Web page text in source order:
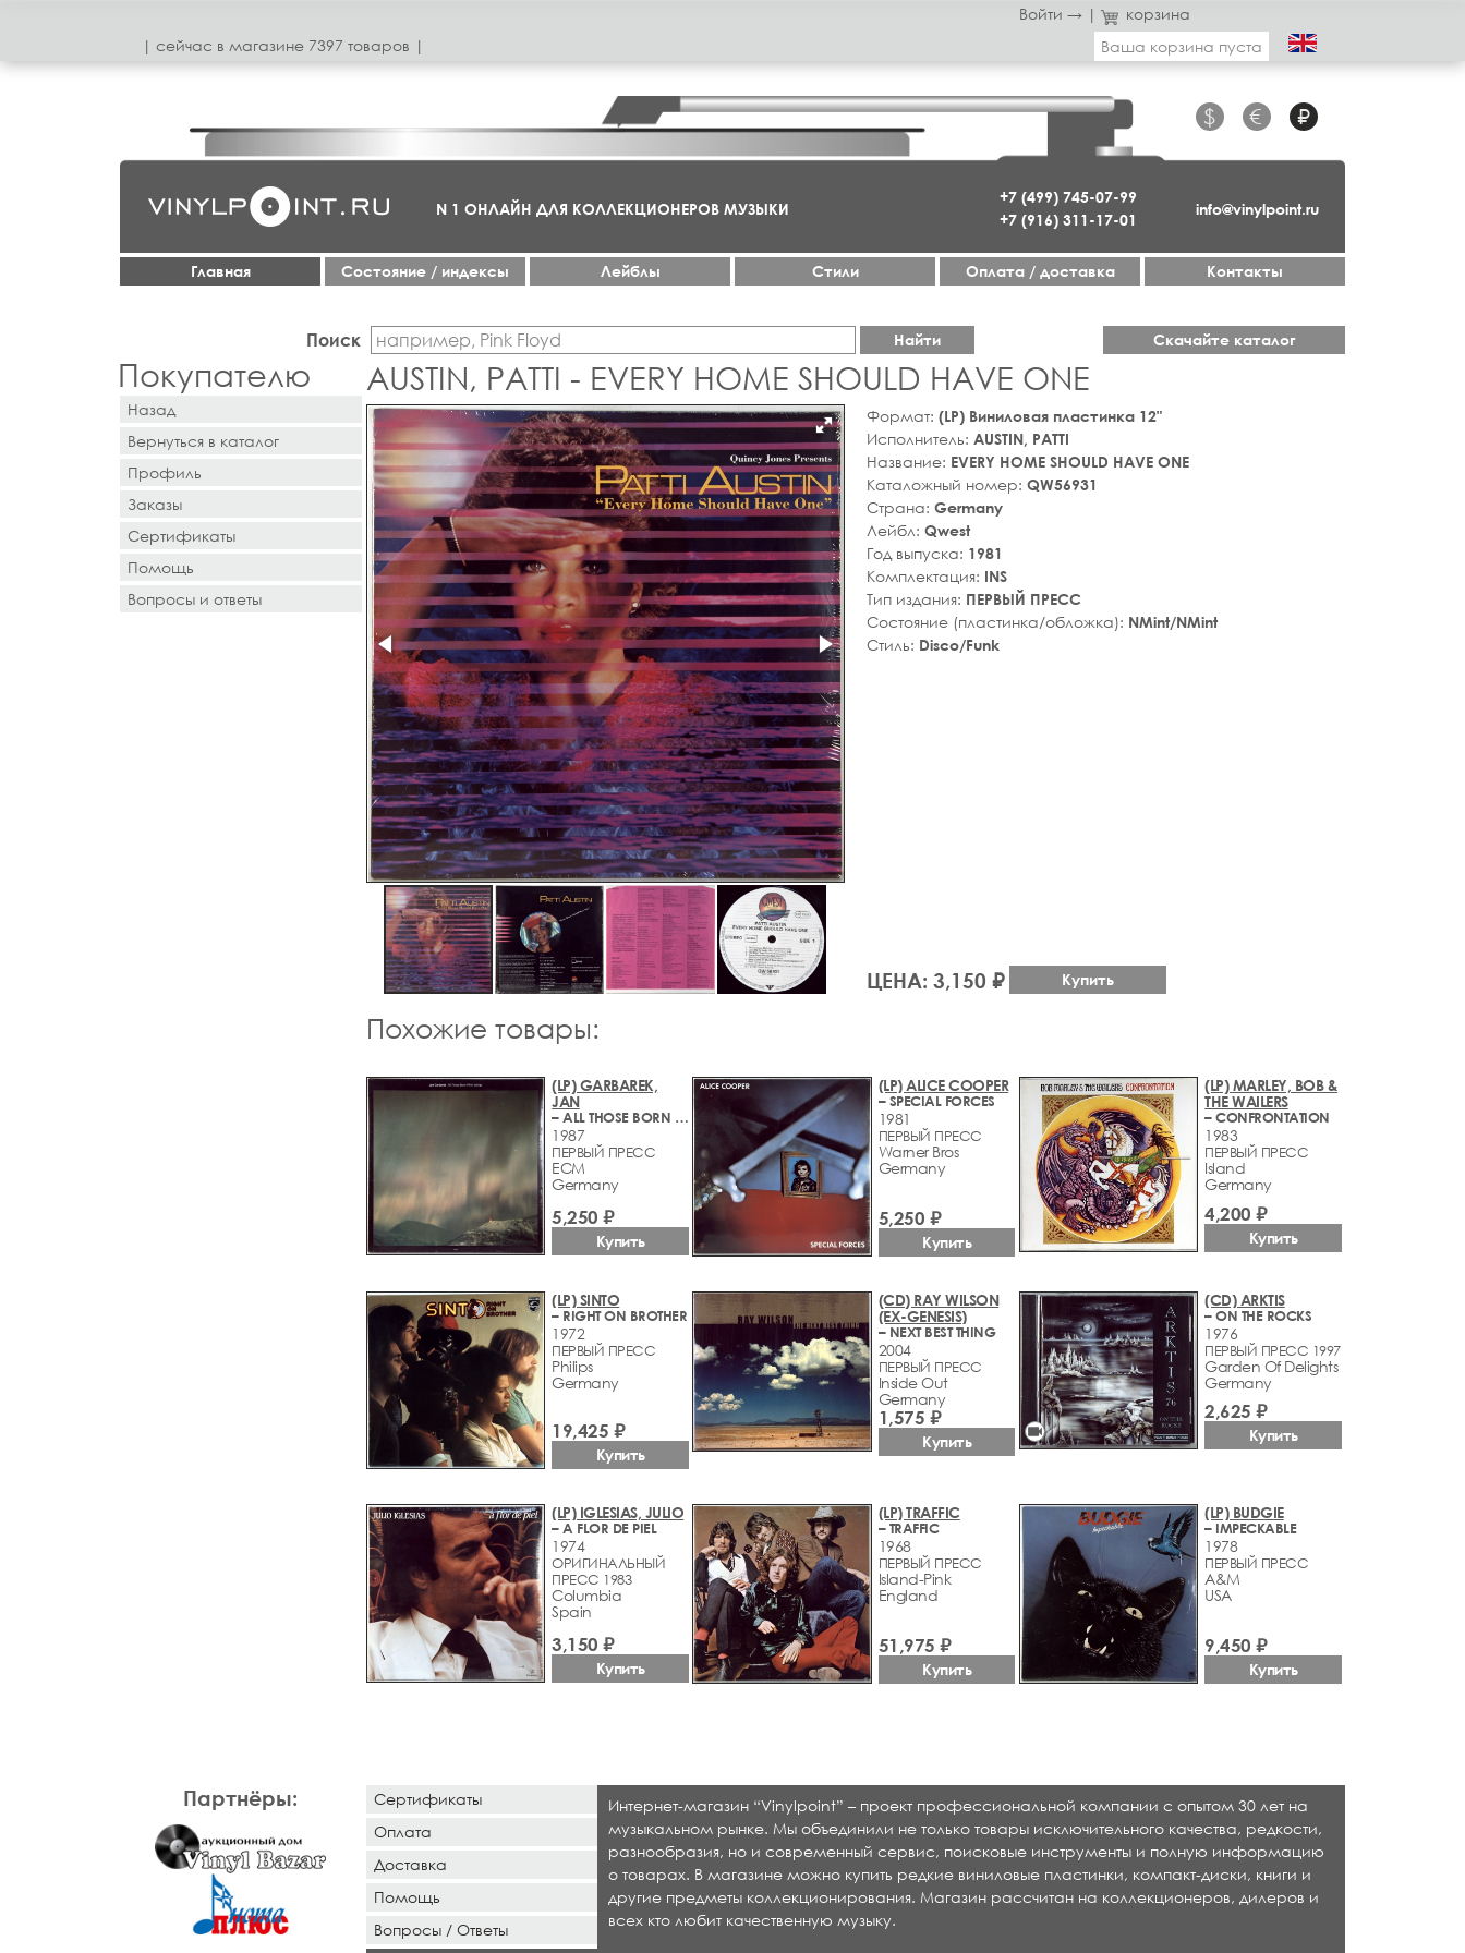
Войти → |
корзина
| сeйчас в магазинe 7397 товаров |
Ваша корзина пуста
+7 (499) 745-07-99
+7 (916) 311-17-01
$ € ₽
info@vinylpoint.ru
N 1 ОНЛАЙН ДЛЯ КОЛЛЕКЦИОНЕРОВ МУЗЫКИ
Главная Cостояние / индексы Лейблы Стили Оплата / доставка Контакты
Поиск Найти Скачайте каталог
Покупателю
Назад
Вернуться в каталог
Профиль
Заказы
Сертификаты
Помощь
Вопросы и ответы
AUSTIN, PATTI - EVERY HOME SHOULD HAVE ONE
Формат: (LP) Виниловая пластинка 12"
Исполнитель: AUSTIN, PATTI
Название: EVERY HOME SHOULD HAVE ONE
Каталожный номер: QW56931
Страна: Germany
Лейбл: Qwest
Год выпуска: 1981
Комплектация: INS
Тип издания: ПЕРВЫЙ ПРЕСС
Состояние (пластинка/обложка): NMint/NMint
Стиль: Disco/Funk
ЦЕНА: 3,150 ₽ Купить
Похожие товары:
(LP) GARBAREK,
JAN
– ALL THOSE BORN WITH WINGS
1987
ПЕРВЫЙ ПРЕСС
ECM
Germany
5,250 ₽
Купить
(LP) ALICE COOPER
– SPECIAL FORCES
1981
ПЕРВЫЙ ПРЕСС
Warner Bros
Germany
5,250 ₽
Купить
(LP) MARLEY, BOB &
THE WAILERS
– CONFRONTATION
1983
ПЕРВЫЙ ПРЕСС
Island
Germany
4,200 ₽
Купить
(LP) SINTO
– RIGHT ON BROTHER
1972
ПЕРВЫЙ ПРЕСС
Philips
Germany
19,425 ₽
Купить
(CD) RAY WILSON
(EX-GENESIS)
– NEXT BEST THING
2004
ПЕРВЫЙ ПРЕСС
Inside Out
Germany
1,575 ₽
Купить
videocam
(CD) ARKTIS
– ON THE ROCKS
1976
ПЕРВЫЙ ПРЕСС 1997
Garden Of Delights
Germany
2,625 ₽
Купить
(LP) IGLESIAS, JULIO
– A FLOR DE PIEL
1974
ОРИГИНАЛЬНЫЙ
ПРЕСС 1983
Columbia
Spain
3,150 ₽
Купить
(LP) TRAFFIC
– TRAFFIC
1968
ПЕРВЫЙ ПРЕСС
Island-Pink
England
51,975 ₽
Купить
(LP) BUDGIE
– IMPECKABLE
1978
ПЕРВЫЙ ПРЕСС
A&M
USA
9,450 ₽
Купить
Партнёры:
Сертификаты
Оплата
Доставка
Помощь
Вопросы / Ответы
Интернет-магазин “Vinylpoint” – проект профессиональной компании с опытом 30 лет на
музыкальном рынке. Мы объединили не только товары исключительного качества, редкости,
разнообразия, но и современный сервис, поисковые инструменты и полную информацию
о товарах. В магазине можно купить редкие виниловые пластинки, компакт-диски, книги и
другие предметы коллекционирования. Магазин рассчитан на коллекционеров, дилеров и
всех кто любит качественную музыку.